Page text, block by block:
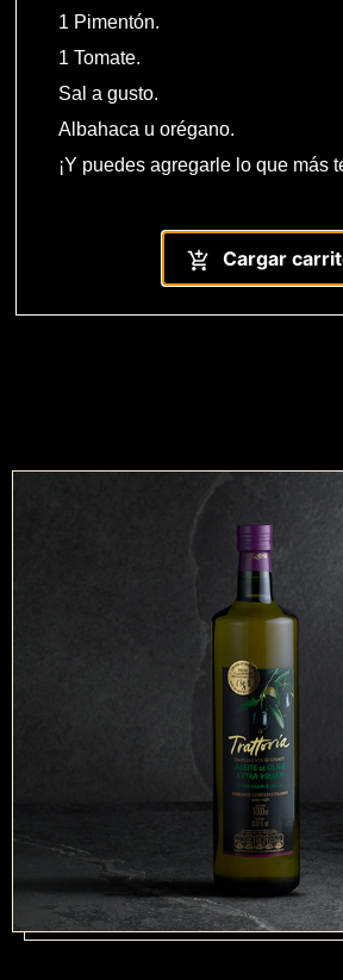
1 Pimentón.
1 Tomate.
Sal a gusto.
Albahaca u orégano.
¡Y puedes agregarle lo que más
Cargar